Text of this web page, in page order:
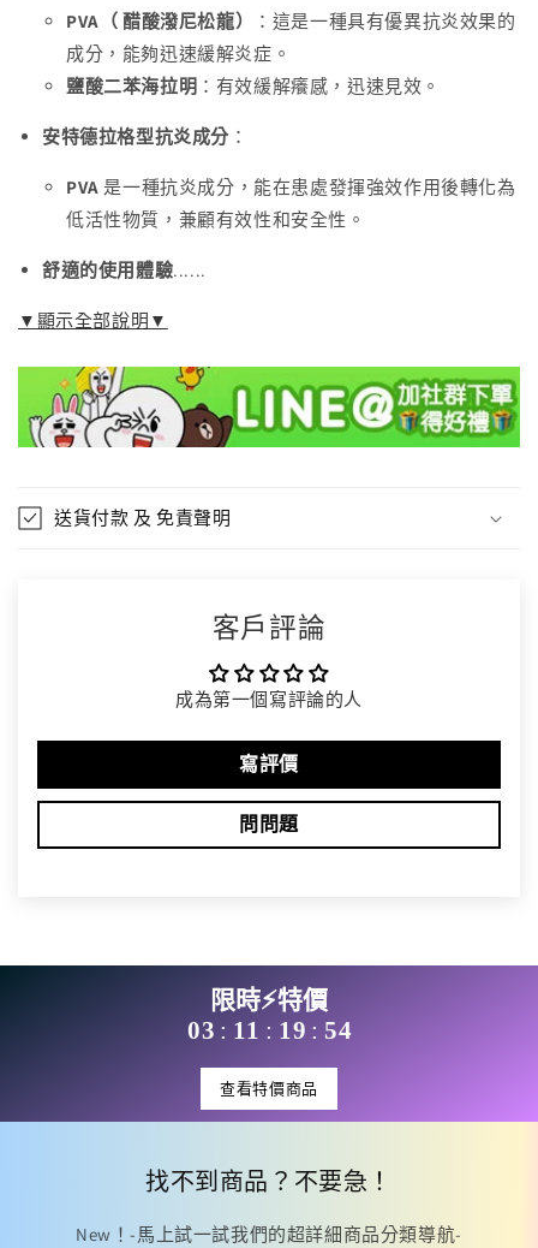
品]
量
少
品]
量
PVA（ 醋酸潑尼松龍）
：這是一種具有優異抗炎效果的
成分，能夠迅速緩解炎症。
鹽酸二苯海拉明 ：有效緩解癢感，迅速見效。
安特德拉格型抗炎成分 ：
PVA 是一種抗炎成分，能在患處發揮強效作用後轉化為
低活性物質，兼顧有效性和安全性。
舒適的使用體驗......
▼顯示全部說明▼
送貨付款 及 免責聲明
客戶評論
成為第一個寫評論的人
寫評價
問問題
限時⚡特價
03 : 11 : 19 : 54
查看特價商品
找不到商品？不要急！
New！-馬上試一試我們的超詳細商品分類導航-